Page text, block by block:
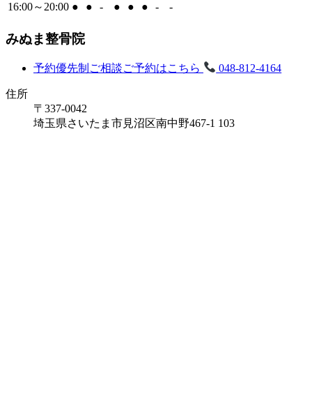
16:00～20:00 ● ● - ● ● ● - -
みぬま整骨院
予約優先制 ご相談ご予約はこちら 048-812-4164
住所
〒337-0042
埼玉県さいたま市見沼区南中野467-1 103